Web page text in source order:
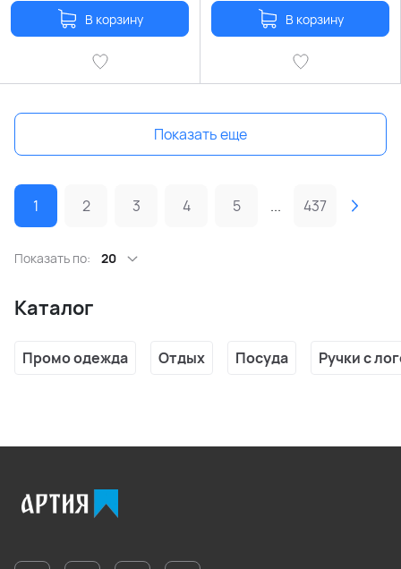
В корзину В корзину
Показать еще
1 2 3 4 5 ... 437
Показать по: 20
Каталог
Промо одежда Отдых Посуда Ручки с